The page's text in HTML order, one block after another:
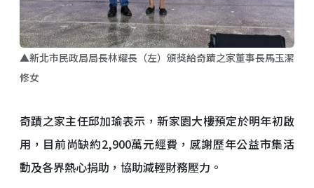
▲新北市民政局局長林耀長（左）頒獎給奇蹟之家董事長馬玉潔
修女
奇蹟之家主任邱加瑜表示，新家園大樓預定於明年初啟
用，目前尚缺約2,900萬元經費，感謝歷年公益市集活
動及各界熱心捐助，協助減輕財務壓力。